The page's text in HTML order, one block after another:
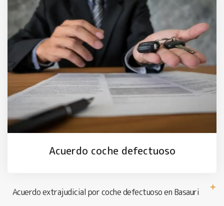
Acuerdo coche defectuoso
Acuerdo extrajudicial por coche defectuoso en Basauri